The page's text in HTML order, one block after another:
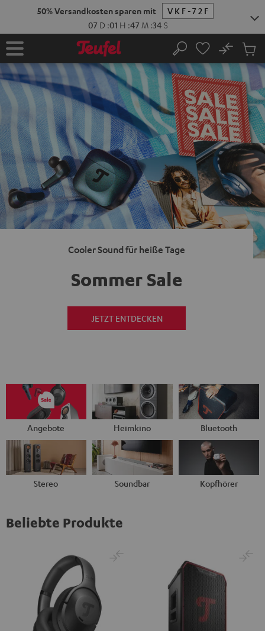
Startseite Suche
No
im
Cooler Sound für heiße Tage
Sommer Sale
JETZT ENTDECKEN
Angebote Heimkino Bluetooth
Stereo Soundbar Kopfhörer
Beliebte Produkte